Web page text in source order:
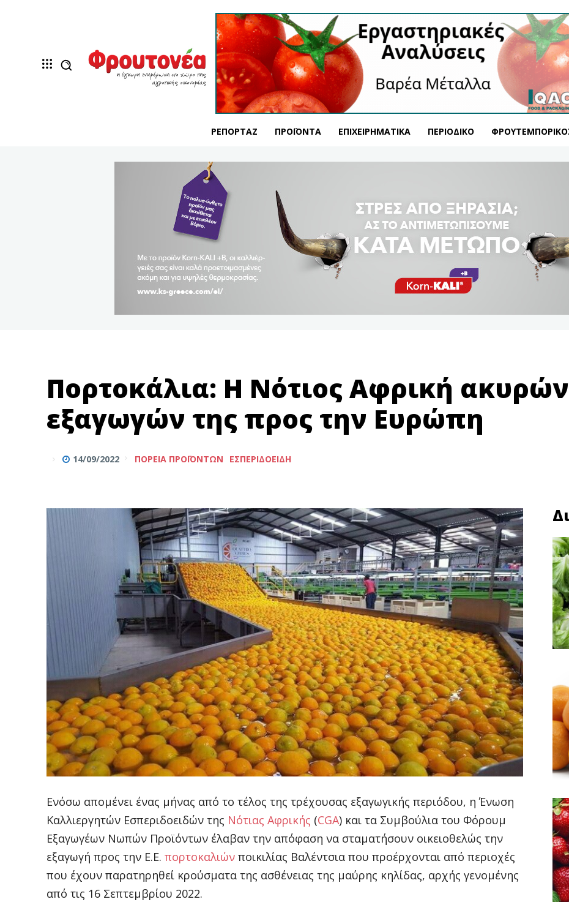
ΡΕΠΟΡΤΆΖ ΠΡΟΪΌΝΤΑ ΕΠΙΧΕΙΡΗΜΑΤΙΚΆ ΠΕΡΙΟΔΙΚΌ
Πορτοκάλια: Η Νότιος Αφρική
εξαγωγών της προς την Ευρώπη
14/09/2022 ΠΟΡΕΊΑ ΠΡΟΪΌΝΤΩΝ ΕΣΠΕΡΙΔΟΕΙΔΉ
Ενόσω απομένει ένας μήνας από το τέλος της τρέχουσας εξαγωγικής περιόδου, η Ένωση
Καλλιεργητών Εσπεριδοειδών της Νότιας Αφρικής (CGA) και τα Συμβούλια του Φόρουμ
Εξαγωγέων Νωπών Προϊόντων έλαβαν την απόφαση να σταματήσουν οικειοθελώς την
εξαγωγή προς την Ε.Ε. πορτοκαλιών ποικιλίας Βαλέντσια που προέρχονται από περιοχές
που έχουν παρατηρηθεί κρούσματα της ασθένειας της μαύρης κηλίδας, αρχής γενομένης
από τις 16 Σεπτεμβρίου 2022.